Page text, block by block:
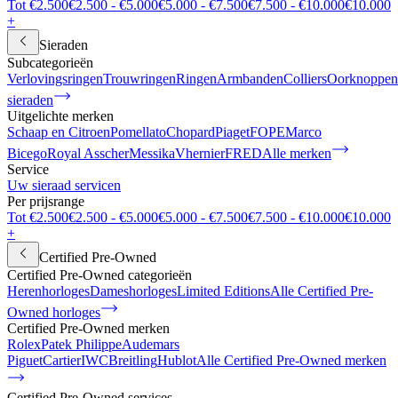
Tot €2.500€2.500 - €5.000€5.000 - €7.500€7.500 - €10.000€10.000
+
Sieraden
Subcategorieën
VerlovingsringenTrouwringenRingenArmbandenColliersOorknoppen
sieraden
Uitgelichte merken
Schaap en CitroenPomellatoChopardPiagetFOPEMarco
BicegoRoyal AsscherMessikaVhernierFREDAlle merken
Service
Uw sieraad servicen
Per prijsrange
Tot €2.500€2.500 - €5.000€5.000 - €7.500€7.500 - €10.000€10.000
+
Certified Pre-Owned
Certified Pre-Owned categorieën
HerenhorlogesDameshorlogesLimited EditionsAlle Certified Pre-
Owned horloges
Certified Pre-Owned merken
RolexPatek PhilippeAudemars
PiguetCartierIWCBreitlingHublotAlle Certified Pre-Owned merken